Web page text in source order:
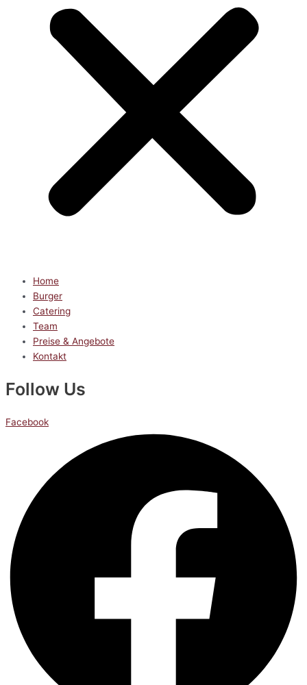
Home
Burger
Catering
Team
Preise & Angebote
Kontakt
Follow Us
Facebook